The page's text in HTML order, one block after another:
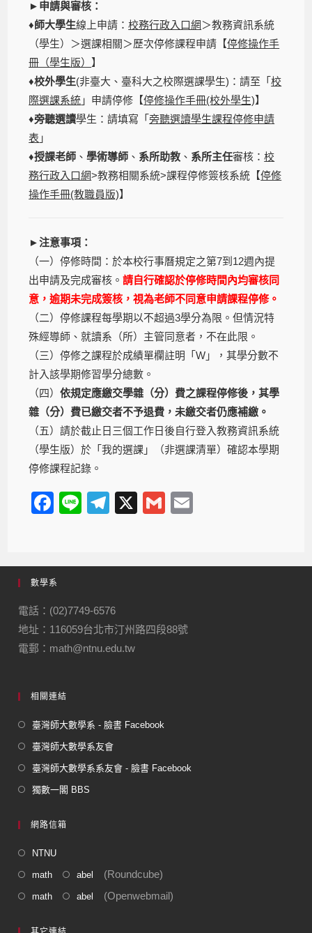
►申請與審核：
♦師大學生線上申請：校務行政入口網 ＞教務資訊系統
（學生）＞選課相關＞歷次停修課程申請【停修操作手
冊（學生版） 】
♦校外學生(非臺大、臺科大之校際選課學生)：請至「校
際選課系統 」申請停修【停修操作手冊(校外學生)】
♦旁聽選讀學生：請填寫「旁聽選讀學生課程停修申請
表 」
♦授課老師 、學術導師 、 系所助教 、 系所主任審核：校
務行政入口網>教務相關系統>課程停修簽核系統【停修
操作手冊(教職員版)】
►注意事項：
（一）停修時間：於本校行事曆規定之第7到12週內提
出申請及完成審核。請自行確認於停修時間內均審核同
意，逾期未完成簽核，視為老師不同意申請課程停修。
（二）停修課程每學期以不超過3學分為限。但情況特
殊經導師、就讀系（所）主管同意者，不在此限。
（三）停修之課程於成績單欄註明「W」，其學分數不
計入該學期修習學分總數。
（四）依規定應繳交學雜（分）費之課程停修後，其學
雜（分）費已繳交者不予退費，未繳交者仍應補繳。
（五）請於截止日三個工作日後自行登入教務資訊系統
（學生版）於「我的選課」（非選課清單）確認本學期
停修課程記錄。
F
e
b
o
o
k
Li
T
gr
m
X
G
數學系
電話：(02)7749-6576
地址：116059台北市汀州路四段88號
電郵：math@ntnu.edu.tw
相關連結
臺灣師大數學系 - 臉書 Facebook
臺灣師大數學系友會
臺灣師大數學系系友會 - 臉書 Facebook
獨數一閣 BBS
網路信箱
NTNU
math abel (Roundcube)
math abel (Openwebmail)